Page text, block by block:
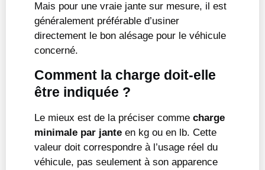
Mais pour une vraie jante sur mesure, il est
généralement préférable d’usiner
directement le bon alésage pour le véhicule
concerné.
Comment la charge doit-elle
être indiquée ?
Le mieux est de la préciser comme charge
minimale par jante en kg ou en lb. Cette
valeur doit correspondre à l’usage réel du
véhicule, pas seulement à son apparence